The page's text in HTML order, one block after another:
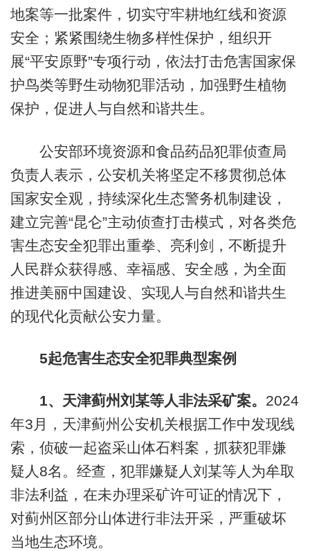
地案等一批案件，切实守牢耕地红线和资源
安全；紧紧围绕生物多样性保护，组织开
展“平安原野”专项行动，依法打击危害国家保
护鸟类等野生动物犯罪活动，加强野生植物
保护，促进人与自然和谐共生。
公安部环境资源和食品药品犯罪侦查局
负责人表示，公安机关将坚定不移贯彻总体
国家安全观，持续深化生态警务机制建设，
建立完善“昆仑”主动侦查打击模式，对各类危
害生态安全犯罪出重拳、亮利剑，不断提升
人民群众获得感、幸福感、安全感，为全面
推进美丽中国建设、实现人与自然和谐共生
的现代化贡献公安力量。
5起危害生态安全犯罪典型案例
1、天津蓟州刘某等人非法采矿案。 2024
年3月，天津蓟州公安机关根据工作中发现线
索，侦破一起盗采山体石料案，抓获犯罪嫌
疑人8名。经查，犯罪嫌疑人刘某等人为牟取
非法利益，在未办理采矿许可证的情况下，
对蓟州区部分山体进行非法开采，严重破坏
当地生态环境。